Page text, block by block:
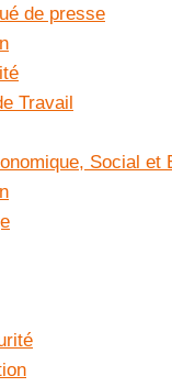
de presse
Travail
Social et